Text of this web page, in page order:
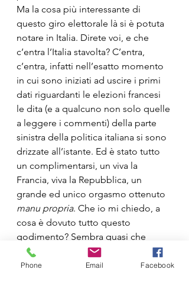
Ma la cosa più interessante di
questo giro elettorale là si è potuta
notare in Italia. Direte voi, e che
c’entra l’Italia stavolta? C’entra,
c’entra, infatti nell’esatto momento
in cui sono iniziati ad uscire i primi
dati riguardanti le elezioni francesi
le dita (e a qualcuno non solo quelle
a leggere i commenti) della parte
sinistra della politica italiana si sono
drizzate all’istante. Ed è stato tutto
un complimentarsi, un viva la
Francia, viva la Repubblica, un
grande ed unico orgasmo ottenuto
manu propria. Che io mi chiedo, a
cosa è dovuto tutto questo
godimento? Sembra quasi che
festeggino di più per le elezioni di
altri Paesi rispetto a quelle Italiane.
Phone Email Facebook